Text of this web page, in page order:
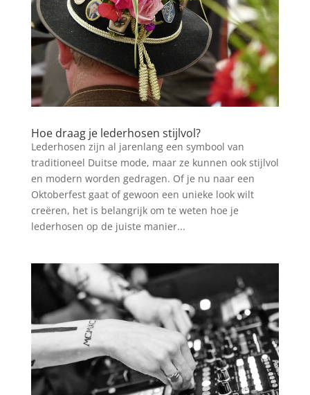
Hoe draag je lederhosen stijlvol?
Lederhosen zijn al jarenlang een symbool van
traditioneel Duitse mode, maar ze kunnen ook stijlvol
en modern worden gedragen. Of je nu naar een
Oktoberfest gaat of gewoon een unieke look wilt
creëren, het is belangrijk om te weten hoe je
lederhosen op de juiste manier...